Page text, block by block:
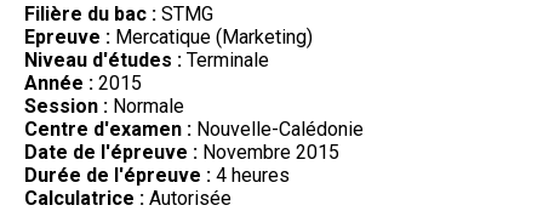
Filière du bac : STMG
Epreuve : Mercatique (Marketing)
Niveau d'études : Terminale
Année : 2015
Session : Normale
Centre d'examen : Nouvelle-Calédonie
Date de l'épreuve : Novembre 2015
Durée de l'épreuve : 4 heures
Calculatrice : Autorisée